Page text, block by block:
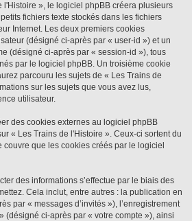
l'Histoire », le logiciel phpBB créera plusieurs
fichiers texte stockés dans les fichiers
Internet. Les deux premiers cookies
(désigné ci-après par « user-id ») et un
(désigné ci-après par « session-id »), tous
par le logiciel phpBB. Un troisième cookie
parcouru les sujets de « Les Trains de
sur les sujets que vous avez lus,
utilisateur.
des cookies externes au logiciel phpBB
« Les Trains de l'Histoire ». Ceux-ci sortent du
que les cookies créés par le logiciel
des informations s’effectue par le biais des
Cela inclut, entre autres : la publication en
par « messages d’invités »), l’enregistrement
(désigné ci-après par « votre compte »), ainsi